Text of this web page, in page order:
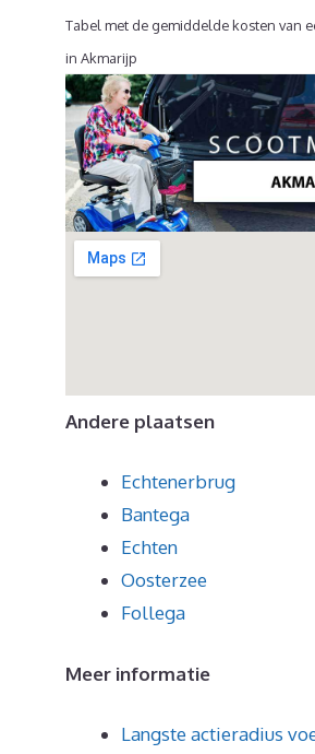
Tabel met de gemiddelde kosten van
in Akmarijp
Andere plaatsen
Echtenerbrug
Bantega
Echten
Oosterzee
Follega
Meer informatie
Langste actieradius